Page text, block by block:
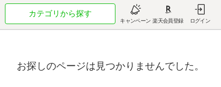
カテゴリから探す
キャンペーン 楽天会員登録 ログイン
お探しのページは見つかりませんでした。